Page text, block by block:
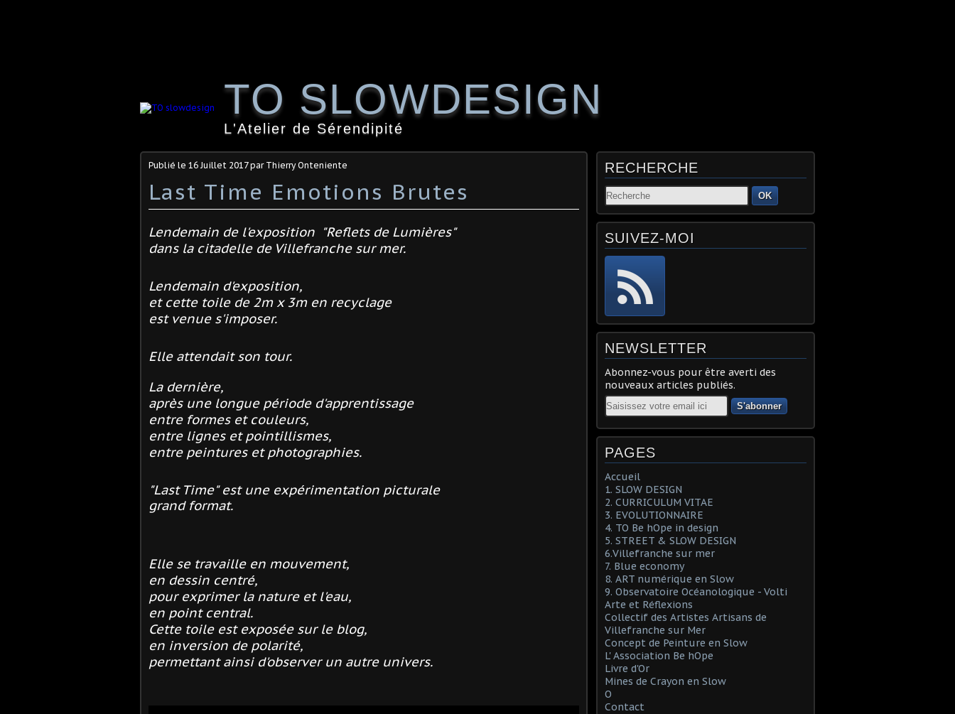
TO SLOWDESIGN
L'Atelier de Sérendipité
Publié le 16 Juillet 2017par Thierry Onteniente
Last Time Emotions Brutes
Lendemain de l'exposition "Reflets de Lumières"
dans la citadelle de Villefranche sur mer.
Lendemain d'exposition,
et cette toile de 2m x 3m en recyclage
est venue s'imposer.
Elle attendait son tour.
La dernière,
après une longue période d'apprentissage
entre formes et couleurs,
entre lignes et pointillismes,
entre peintures et photographies.
"Last Time" est une expérimentation picturale
grand format.
Elle se travaille en mouvement,
en dessin centré,
pour exprimer la nature et l'eau,
en point central.
Cette toile est exposée sur le blog,
en inversion de polarité,
permettant ainsi d'observer un autre univers.
RECHERCHE
OK
SUIVEZ-MOI
NEWSLETTER
Abonnez-vous pour être averti des
nouveaux articles publiés.
Email
PAGES
Accueil
1. SLOW DESIGN
2. CURRICULUM VITAE
3. EVOLUTIONNAIRE
4. TO Be hOpe in design
5. STREET & SLOW DESIGN
6.Villefranche sur mer
7. Blue economy
8. ART numérique en Slow
9. Observatoire Océanologique - Volti
Arte et Réflexions
Collectif des Artistes Artisans de
Villefranche sur Mer
Concept de Peinture en Slow
L' Association Be hOpe
Livre d'Or
Mines de Crayon en Slow
O
Contact